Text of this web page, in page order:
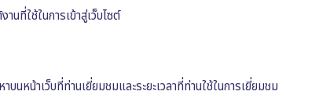
นที่ใช้ในการเข้าสู่เว็บไซต์
บนหน้าเว็บที่ท่านเยี่ยมชมและระยะเวลาที่ท่านใช้ในการเยี่ยมชม